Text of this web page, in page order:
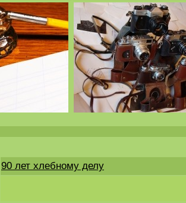
90 лет хлебному делу